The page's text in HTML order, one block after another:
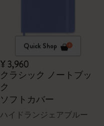
Quick Shop
¥ 3,960
クラシック ノートブッ
ク
ソフトカバー
ハイドランジェアブルー